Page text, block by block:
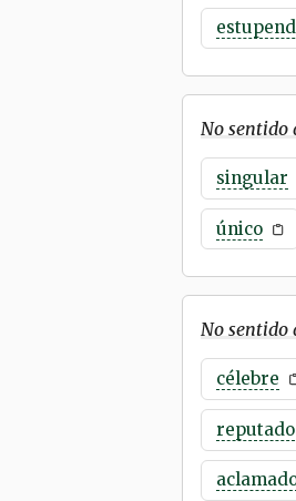
No sentido
singular
único
No sentido
célebre
reputado